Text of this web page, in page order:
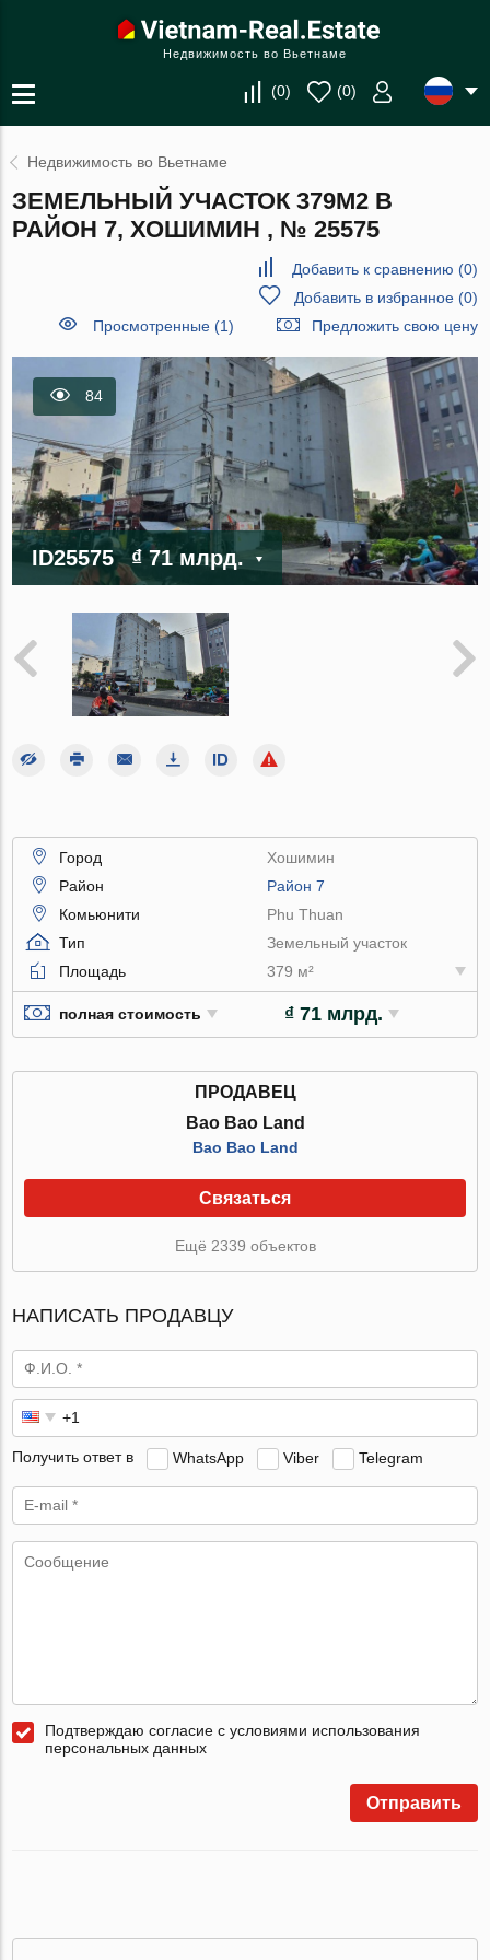
Недвижимость во Вьетнаме
(0) (0)
Недвижимость во Вьетнаме
ЗЕМЕЛЬНЫЙ УЧАСТОК 379М2 В
РАЙОН 7, ХОШИМИН , № 25575
Добавить к сравнению (0)
Добавить в избранное(0)
Просмотренные (1)
Предложить свою цену
84
ID25575 ₫ 71 млрд.
Город
Хошимин
Район
Район 7
Комьюнити
Phu Thuan
Тип
Земельный участок
Площадь
379 м²
полная стоимость ₫ 71 млрд.
ПРОДАВЕЦ
Bao Bao Land
Bao Bao Land
Связаться
Ещё 2339 объектов
НАПИСАТЬ ПРОДАВЦУ
Получить ответ в WhatsApp Viber Telegram
Подтверждаю согласие с условиями использования
персональных данных
Отправить